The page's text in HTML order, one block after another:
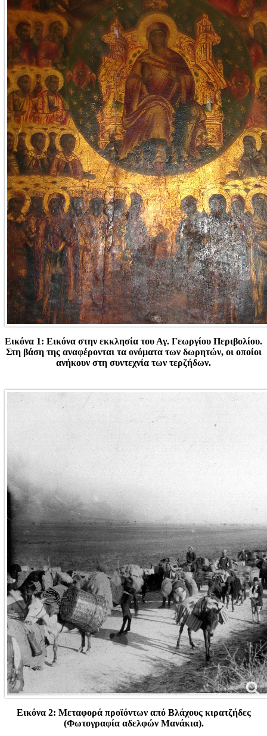
Εικόνα 1: Εικόνα στην εκκλησία του Αγ. Γεωργίου Περιβολίου.
Στη βάση της αναφέρονται τα ονόματα των δωρητών, οι οποίοι
ανήκουν στη συντεχνία των τερζήδων.
Εικόνα 2: Μεταφορά προϊόντων από Βλάχους κιρατζήδες
(Φωτογραφία αδελφών Μανάκια).